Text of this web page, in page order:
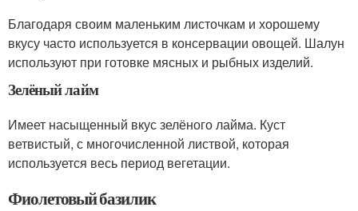
Благодаря своим маленьким листочкам и хорошему
вкусу часто используется в консервации овощей. Шалун
используют при готовке мясных и рыбных изделий.
Зелёный лайм
Имеет насыщенный вкус зелёного лайма. Куст
ветвистый, с многочисленной листвой, которая
используется весь период вегетации.
Фиолетовый базилик